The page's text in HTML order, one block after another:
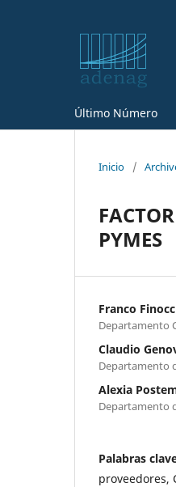
Último Número
Inicio /
PYMES
Franco
Departamento
Claudio
Departamento
Alexia
Departamento
Palabras
proveedores,